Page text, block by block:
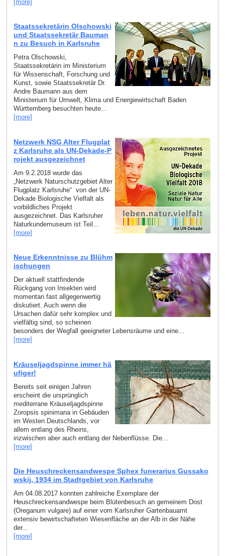
[more]
Staatssekretärin Olschowski
und Staatssekretär Bauman
n zu Besuch in Karlsruhe
Petra Olschowski,
Staatssekretärin im Ministerium
für Wissenschaft, Forschung und
Kunst, sowie Staatssekretär Dr.
Andre Baumann aus dem
Ministerium für Umwelt, Klima und Energiewirtschaft Baden
Württemberg besuchten heute...
[more]
Netzwerk NSG Alter Flugplat
z Karlsruhe als UN-Dekade-P
rojekt ausgezeichnet
Am 9.2.2018 wurde das
„Netzwerk Naturschutzgebiet Alter
Flugplatz Karlsruhe“ von der UN-
Dekade Biologische Vielfalt als
vorbildliches Projekt
ausgezeichnet. Das Karlsruher
Naturkundemuseum ist Teil...
[more]
Neue Erkenntnisse zu Blühm
ischungen
Der aktuell stattfindende
Rückgang von Insekten wird
momentan fast allgegenwertig
diskutiert. Auch wenn die
Ursachen dafür sehr komplex und
vielfältig sind, so scheinen
besonders der Wegfall geeigneter Lebensräume und eine...
[more]
Kräuseljagdspinne immer hä
ufiger!
Bereits seit einigen Jahren
erscheint die ursprünglich
mediterrane Kräuseljagdspinne
Zoropsis spinimana in Gebäuden
im Westen Deutschlands, vor
allem entlang des Rheins,
inzwischen aber auch entlang der Nebenflüsse. Die...
[more]
Die Heuschreckensandwespe Sphex funerarius Gussako
wskij, 1934 im Stadtgebiet von Karlsruhe
Am 04.08.2017 konnten zahlreiche Exemplare der
Heuschreckensandwespe beim Blütenbesuch an gemeinem Dost
(Oreganum vulgare) auf einer vom Karlsruher Gartenbauamt
extensiv bewirtschafteten Wiesenfläche an der Alb in der Nähe
der...
[more]